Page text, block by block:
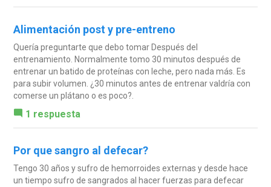
Alimentación post y pre-entreno
Quería preguntarte que debo tomar Después del
entrenamiento. Normalmente tomo 30 minutos después de
entrenar un batido de proteínas con leche, pero nada más. Es
para subir volumen. ¿30 minutos antes de entrenar valdría con
comerse un plátano o es poco?.
1 respuesta
Por que sangro al defecar?
Tengo 30 años y sufro de hemorroides externas y desde hace
un tiempo sufro de sangrados al hacer fuerzas para defecar